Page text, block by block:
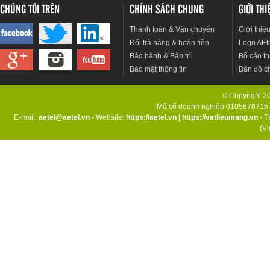
CHÚNG TÔI TRÊN CHÍNH SÁCH CHUNG
Thanh toán & Vận chuyển
Đổi trả hàng & hoàn tiền
Bảo hành & Bảo trì
Bảo mật thông tin
GIỚI
Giới
Logo
Bố cáo
Bản đồ
© Copyright
Mã số doanh nghiệp
E-mail: aetel@aetel.vn - Website: https://aetel.vn https://vatlieumang.vn -